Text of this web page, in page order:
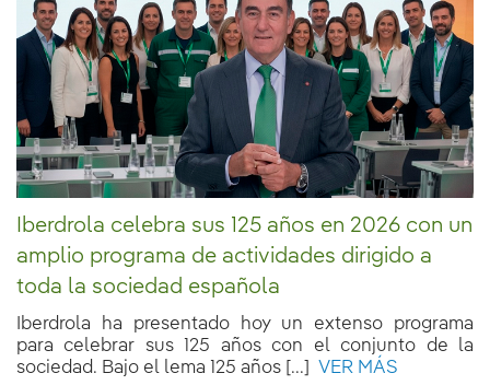
Iberdrola celebra sus 125 años en 2026 con un
amplio programa de actividades dirigido a
toda la sociedad española
Iberdrola ha presentado hoy un extenso programa
para celebrar sus 125 años con el conjunto de la
sociedad. Bajo el lema 125 años [...]
VER MÁS